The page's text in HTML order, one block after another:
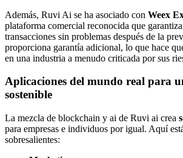
Además, Ruvi Ai se ha asociado con Weex
plataforma comercial reconocida que
transacciones sin problemas después de la
proporciona garantía adicional, lo que hace
en una industria a menudo criticada por sus
Aplicaciones del mundo real para
sostenible
La mezcla de blockchain y ai de Ruvi ai crea
para empresas e individuos por igual. Aquí
sobresalientes: